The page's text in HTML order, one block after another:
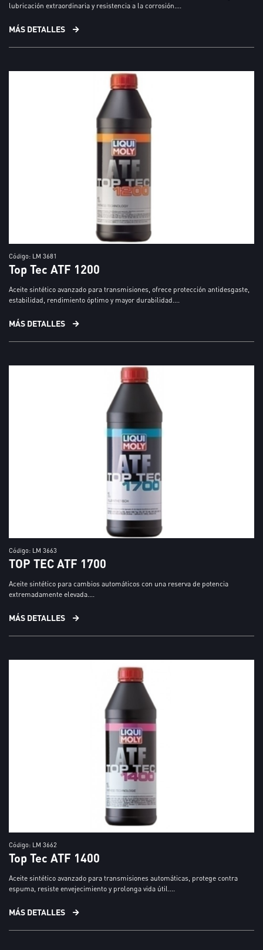
lubricación extraordinaria y resistencia a la corrosión....
MÁS DETALLES
Código: LM 3681
Top Tec ATF 1200
Aceite sintético avanzado para transmisiones, ofrece protección antidesgaste,
estabilidad, rendimiento óptimo y mayor durabilidad....
MÁS DETALLES
Código: LM 3663
TOP TEC ATF 1700
Aceite sintético para cambios automáticos con una reserva de potencia
extremadamente elevada....
MÁS DETALLES
Código: LM 3662
Top Tec ATF 1400
Aceite sintético avanzado para transmisiones automáticas, protege contra
espuma, resiste envejecimiento y prolonga vida útil....
MÁS DETALLES